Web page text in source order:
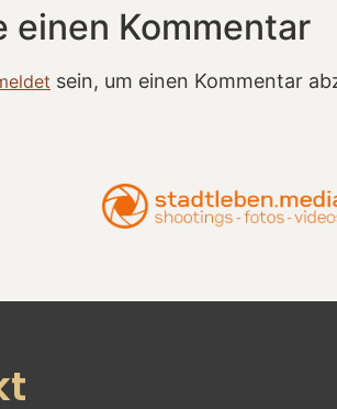
einen Kommentar
sein, um einen Kommentar